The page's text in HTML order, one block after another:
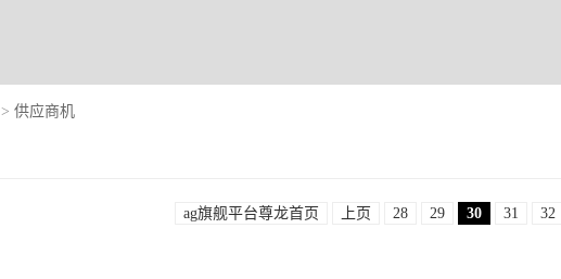
> 供应商机
ag旗舰平台尊龙首页 上页 28 29 30 31 32